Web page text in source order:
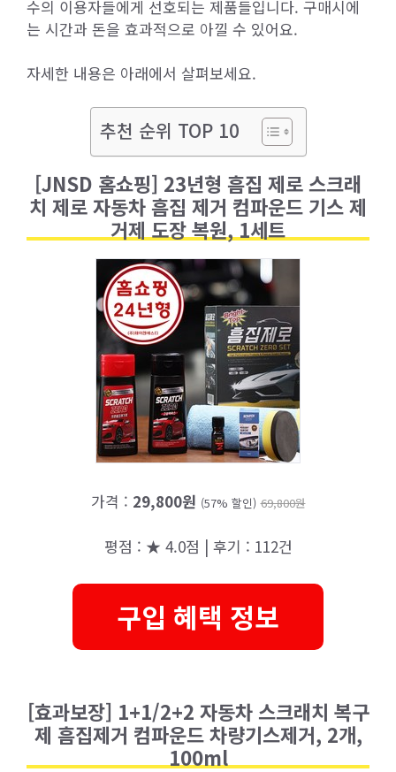
수의 이용자들에게 선호되는 제품들입니다. 구매시에
는 시간과 돈을 효과적으로 아낄 수 있어요.
자세한 내용은 아래에서 살펴보세요.
추천 순위 TOP 10
[JNSD 홈쇼핑] 23년형 흠집 제로 스크래
치 제로 자동차 흠집 제거 컴파운드 기스 제
거제 도장 복원, 1세트
가격 : 29,800원 (57% 할인) 69,800원
평점 : ★ 4.0점 | 후기 : 112건
구입 혜택 정보
[효과보장] 1+1/2+2 자동차 스크래치 복구
제 흠집제거 컴파운드 차량기스제거, 2개,
100ml